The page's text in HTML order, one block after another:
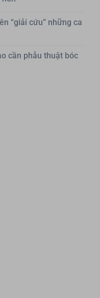
“giải cứu” những ca
cần phẫu thuật bóc